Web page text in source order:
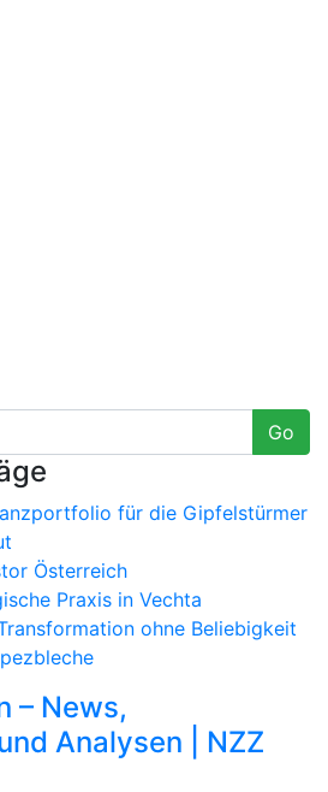
Go
für die Gipfelstürmer
Österreich
Praxis in Vechta
ohne Beliebigkeit
– News,
Analysen | NZZ